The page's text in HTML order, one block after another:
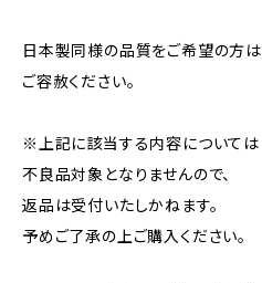
日本製同様の品質をご希望の方は
ご容赦ください。
※上記に該当する内容については
不良品対象となりませんので、
返品は受付いたしかねます。
予めご了承の上ご購入ください。